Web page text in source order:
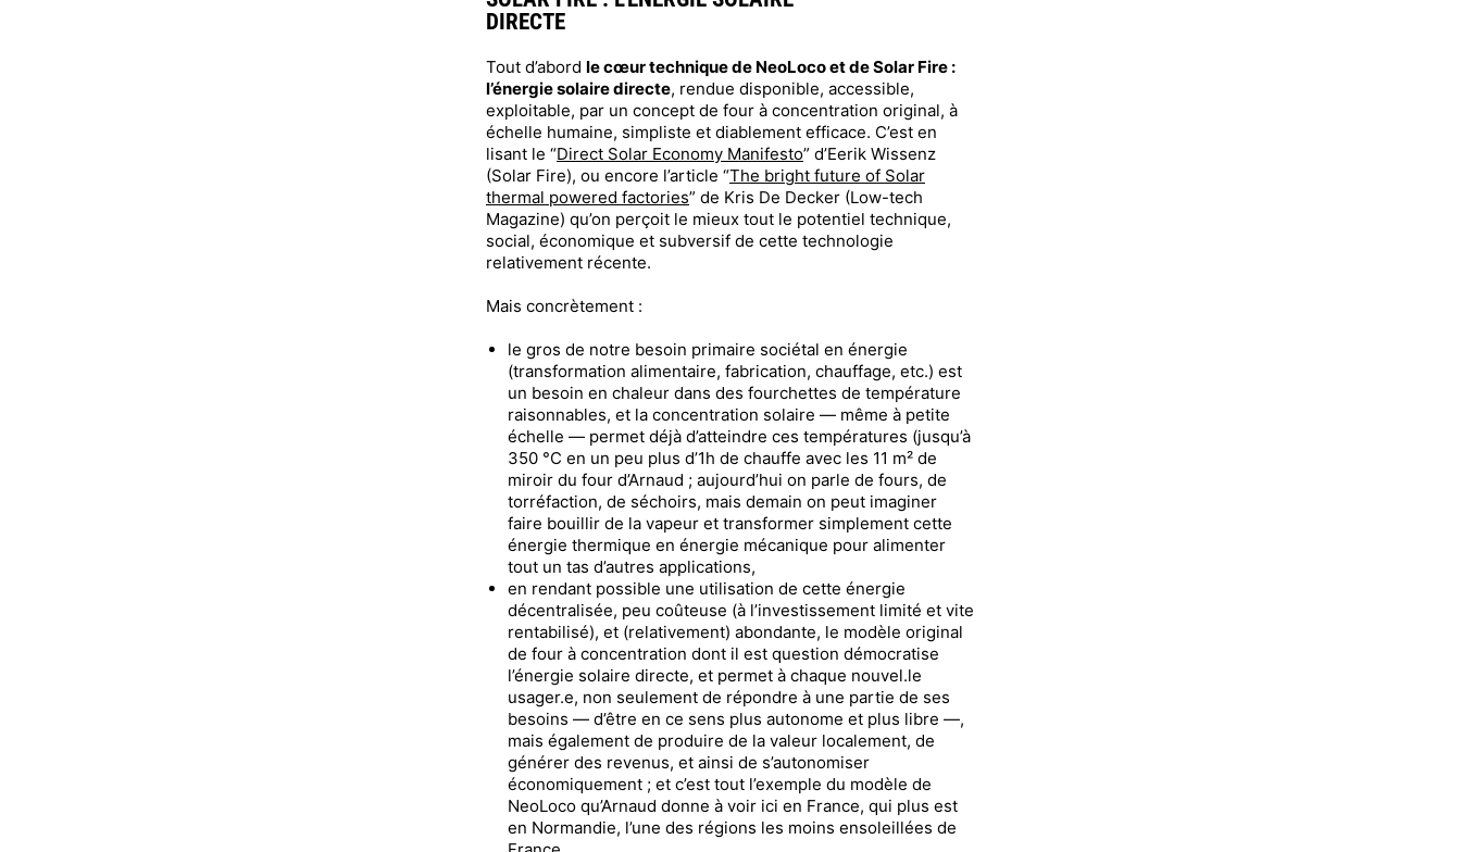
DIRECTE
Tout d’abord le cœur technique de NeoLoco et de Solar Fire :
l’énergie solaire directe, rendue disponible, accessible,
exploitable, par un concept de four à concentration original, à
échelle humaine, simpliste et diablement efficace. C’est en
lisant le “Direct Solar Economy Manifesto” d’Eerik Wissenz
(Solar Fire), ou encore l’article “The bright future of Solar
thermal powered factories” de Kris De Decker (Low-tech
Magazine) qu’on perçoit le mieux tout le potentiel technique,
social, économique et subversif de cette technologie
relativement récente.
Mais concrètement :
le gros de notre besoin primaire sociétal en énergie
(transformation alimentaire, fabrication, chauffage, etc.) est
un besoin en chaleur dans des fourchettes de température
raisonnables, et la concentration solaire — même à petite
échelle — permet déjà d’atteindre ces températures (jusqu’à
350 °C en un peu plus d’1h de chauffe avec les 11 m² de
miroir du four d’Arnaud ; aujourd’hui on parle de fours, de
torréfaction, de séchoirs, mais demain on peut imaginer
faire bouillir de la vapeur et transformer simplement cette
énergie thermique en énergie mécanique pour alimenter
tout un tas d’autres applications,
en rendant possible une utilisation de cette énergie
décentralisée, peu coûteuse (à l’investissement limité et vite
rentabilisé), et (relativement) abondante, le modèle original
de four à concentration dont il est question démocratise
l’énergie solaire directe, et permet à chaque nouvel.le
usager.e, non seulement de répondre à une partie de ses
besoins — d’être en ce sens plus autonome et plus libre —,
mais également de produire de la valeur localement, de
générer des revenus, et ainsi de s’autonomiser
économiquement ; et c’est tout l’exemple du modèle de
NeoLoco qu’Arnaud donne à voir ici en France, qui plus est
en Normandie, l’une des régions les moins ensoleillées de